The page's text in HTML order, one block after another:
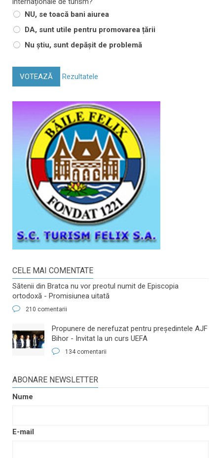
NU, se toacă bani aiurea
DA, sunt utile pentru promovarea țării
Nu știu, sunt depășit de problemă
VOTEAZĂ Rezultatele
CELE MAI COMENTATE
Sătenii din Bratca nu vor preotul numit de Episcopia
ortodoxă - Promisiunea uitată
210 comentarii
​Propunere de nerefuzat pentru preşedintele AJF
Bihor - Invitat la un curs UEFA
134 comentarii
ABONARE NEWSLETTER
Nume
E-mail